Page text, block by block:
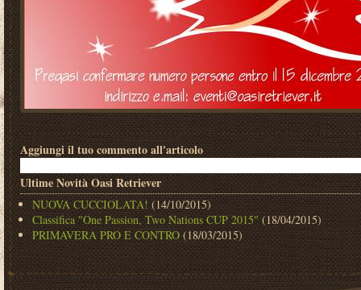
Aggiungi il tuo commento all'articolo
Ultime Novità Oasi Retriever
NUOVA CUCCIOLATA! (14/10/2015)
Classifica "One Passion, Two Nations CUP 2015" (18/04/2015)
PRIMAVERA PRO E CONTRO(18/03/2015)